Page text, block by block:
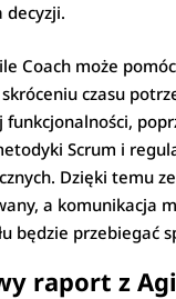
decyzji.
Coach może
czasu
Scrum i
Dzięki temu
a komunikacja
będzie przebiegać
raport z